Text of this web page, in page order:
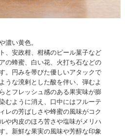
濃い黄色。
、安政柑、柑橘のピール菓子など
の蜂蜜、白い花、火打ち石などの
。円みを帯びた優しいアタックで
うな溌剌とした酸を伴い、弾むよ
とフレッシュ感のある果実味が膨
むように消え、口中にはフルーテ
レの芳ばしさや蜂蜜の風味がコク
や内皮のほろ苦さや塩味がメリハ
。新鮮な果実の風味や芳醇な印象